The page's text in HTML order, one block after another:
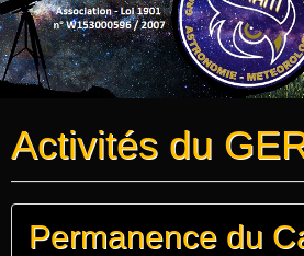
Activités du
Permanence du